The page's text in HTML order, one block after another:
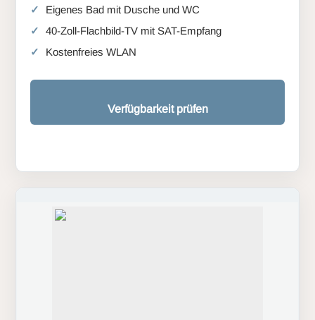
Eigenes Bad mit Dusche und WC
40-Zoll-Flachbild-TV mit SAT-Empfang
Kostenfreies WLAN
Verfügbarkeit prüfen